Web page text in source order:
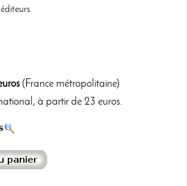
(France métropolitaine)
à partir de 23 euros.